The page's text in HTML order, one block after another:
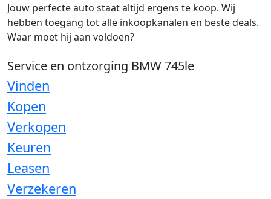
Jouw perfecte auto staat altijd ergens te koop. Wij
hebben toegang tot alle inkoopkanalen en beste deals.
Waar moet hij aan voldoen?
Service en ontzorging BMW 745le
Vinden
Kopen
Verkopen
Keuren
Leasen
Verzekeren